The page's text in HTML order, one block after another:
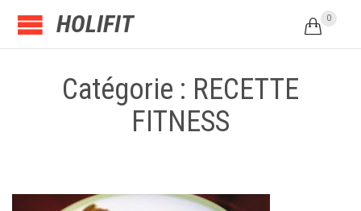
HOLIFIT  0
Catégorie : RECETTE
FITNESS